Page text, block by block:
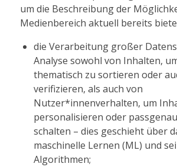
um die Beschreibung der
Medienbereich aktuell bereits
die Verarbeitung großer
Analyse sowohl von Inhalten,
thematisch zu sortieren oder
verifizieren, als auch von
Nutzer*innenverhalten, um
personalisieren oder
schalten – dies geschieht über
maschinelle Lernen (ML) und
Algorithmen;